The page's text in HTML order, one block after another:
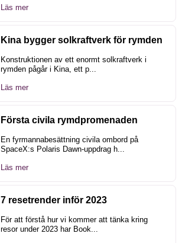
Läs mer
Kina bygger solkraftverk för rymden
Konstruktionen av ett enormt solkraftverk i
rymden pågår i Kina, ett p...
Läs mer
Första civila rymdpromenaden
En fyrmannabesättning civila ombord på
SpaceX:s Polaris Dawn-uppdrag h...
Läs mer
7 resetrender inför 2023
För att förstå hur vi kommer att tänka kring
resor under 2023 har Book...